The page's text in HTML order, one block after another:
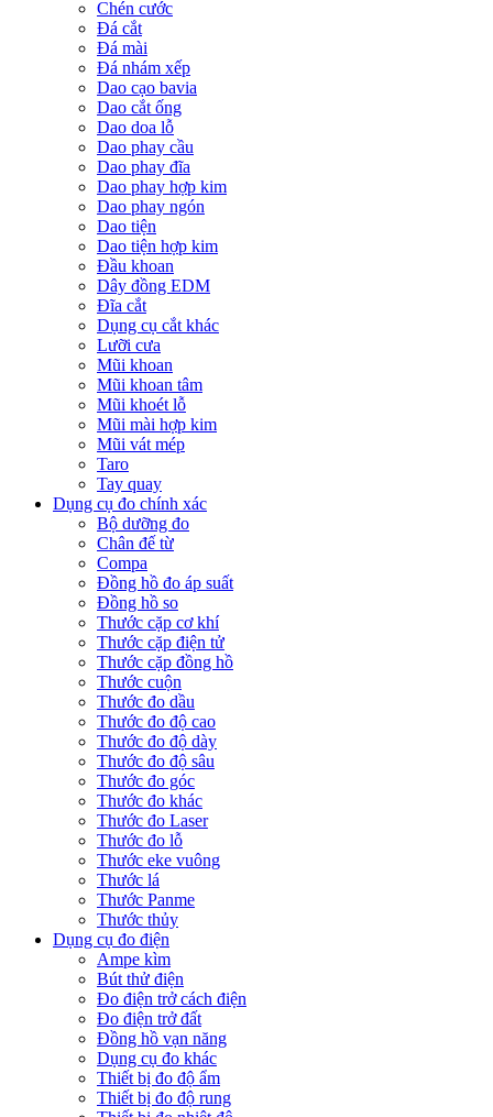
Chén cước
Đá cắt
Đá mài
Đá nhám xếp
Dao cạo bavia
Dao cắt ống
Dao doa lỗ
Dao phay cầu
Dao phay đĩa
Dao phay hợp kim
Dao phay ngón
Dao tiện
Dao tiện hợp kim
Đầu khoan
Dây đồng EDM
Đĩa cắt
Dụng cụ cắt khác
Lưỡi cưa
Mũi khoan
Mũi khoan tâm
Mũi khoét lỗ
Mũi mài hợp kim
Mũi vát mép
Taro
Tay quay
Dụng cụ đo chính xác
Bộ dưỡng đo
Chân đế từ
Compa
Đồng hồ đo áp suất
Đồng hồ so
Thước cặp cơ khí
Thước cặp điện tử
Thước cặp đồng hồ
Thước cuộn
Thước đo dầu
Thước đo độ cao
Thước đo độ dày
Thước đo độ sâu
Thước đo góc
Thước đo khác
Thước đo Laser
Thước đo lỗ
Thước eke vuông
Thước lá
Thước Panme
Thước thủy
Dụng cụ đo điện
Ampe kìm
Bút thử điện
Đo điện trở cách điện
Đo điện trở đất
Đồng hồ vạn năng
Dụng cụ đo khác
Thiết bị đo độ ẩm
Thiết bị đo độ rung